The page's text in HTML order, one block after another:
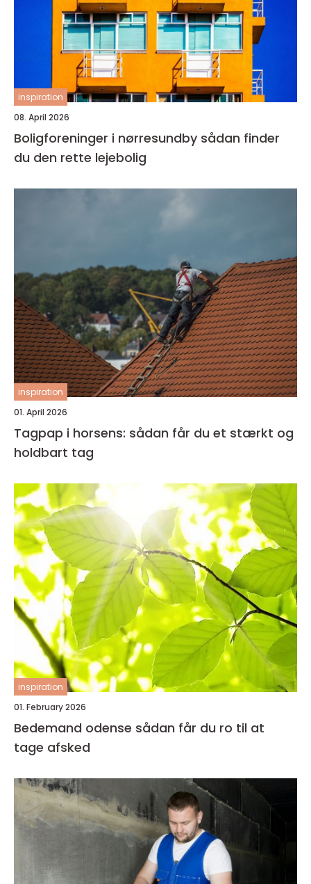
inspiration
08. April 2026
Boligforeninger i nørresundby sådan finder
du den rette lejebolig
inspiration
01. April 2026
Tagpap i horsens: sådan får du et stærkt og
holdbart tag
inspiration
01. February 2026
Bedemand odense sådan får du ro til at
tage afsked